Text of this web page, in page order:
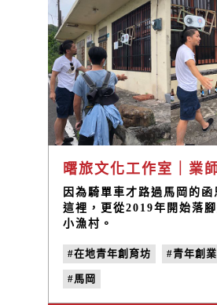
因為騎單車才路過馬岡的函
這裡，更從2019年開始落
小漁村。
#在地青年創育坊 #青年創業
#馬岡